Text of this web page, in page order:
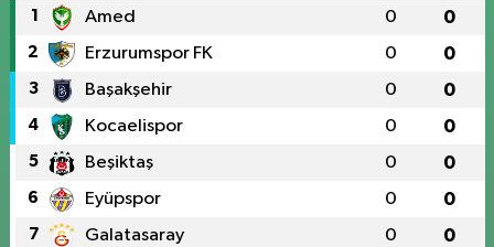
1 Amed 0 0
2 Erzurumspor FK 0 0
3 Başakşehir 0 0
4 Kocaelispor 0 0
5 Beşiktaş 0 0
6 Eyüpspor 0 0
7 Galatasaray 0 0